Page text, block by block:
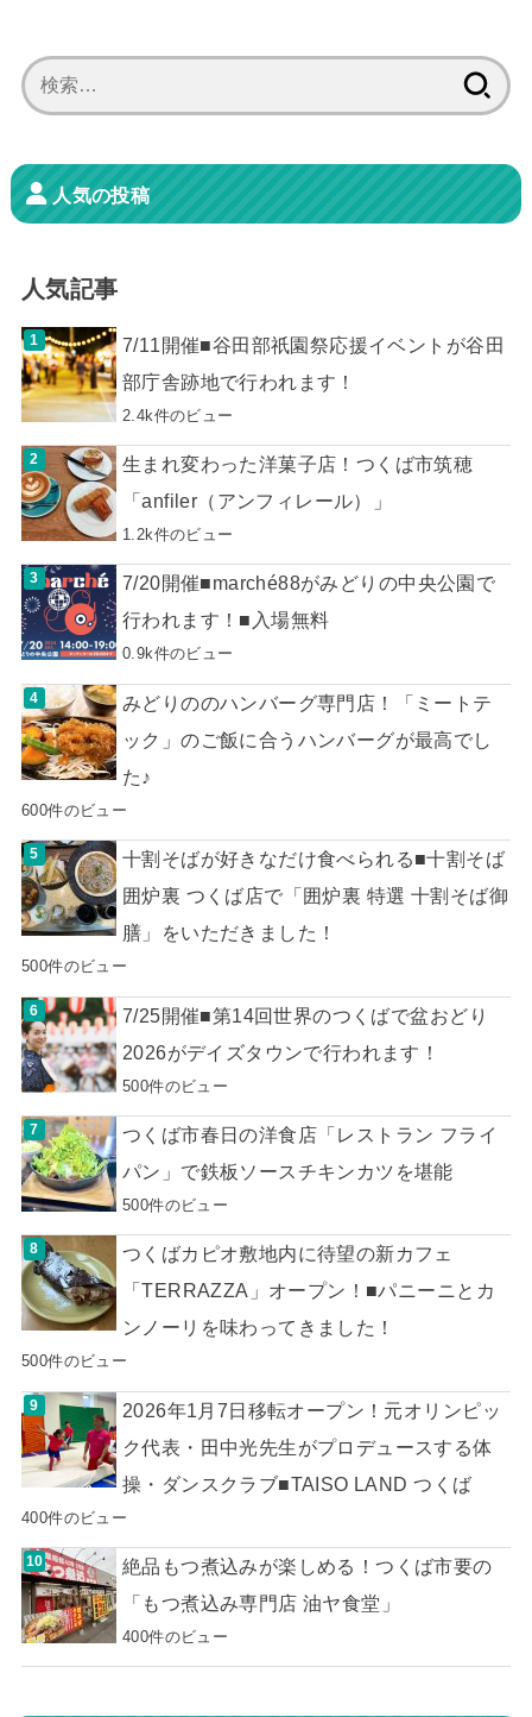
索:
人気の投稿
人気記事
7/11開催■谷田部祇園祭応援イベントが谷田
部庁舎跡地で行われます！
2.4k件のビュー
生まれ変わった洋菓子店！つくば市筑穂
「anfiler（アンフィレール）」
1.2k件のビュー
7/20開催■marché88がみどりの中央公園で
行われます！■入場無料
0.9k件のビュー
みどりののハンバーグ専門店！「ミートテ
ック」のご飯に合うハンバーグが最高でし
た♪
600件のビュー
十割そばが好きなだけ食べられる■十割そば
囲炉裏 つくば店で「囲炉裏 特選 十割そば御
膳」をいただきました！
500件のビュー
7/25開催■第14回世界のつくばで盆おどり
2026がデイズタウンで行われます！
500件のビュー
つくば市春日の洋食店「レストラン フライ
パン」で鉄板ソースチキンカツを堪能
500件のビュー
つくばカピオ敷地内に待望の新カフェ
「TERRAZZA」オープン！■パニーニとカ
ンノーリを味わってきました！
500件のビュー
2026年1月7日移転オープン！元オリンピッ
ク代表・田中光先生がプロデュースする体
操・ダンスクラブ■TAISO LAND つくば
400件のビュー
絶品もつ煮込みが楽しめる！つくば市要の
「もつ煮込み専門店 油ヤ食堂」
400件のビュー